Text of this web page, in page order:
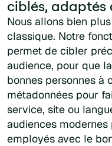
ciblés, adaptés
Nous allons bien
classique. Notre
permet de cibler
audience, pour que
bonnes personnes à
métadonnées pour
service, site ou
audiences
employés avec le